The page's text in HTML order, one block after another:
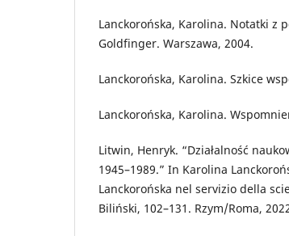
Lanckorońska, Karolina. Notatki z
Goldfinger. Warszawa, 2004.
Lanckorońska, Karolina. Szkice
Lanckorońska, Karolina.
Litwin, Henryk. “Działalność
1945–1989.” In Karolina
Lanckorońska nel servizio della
Biliński, 102–131. Rzym/Roma,